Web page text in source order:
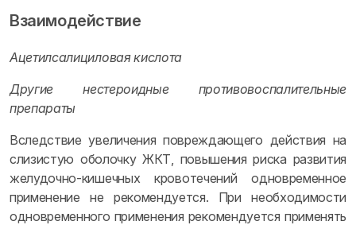
Взаимодействие
Ацетилсалициловая кислота
Другие нестероидные противовоспалительные
препараты
Вследствие увеличения повреждающего действия на
слизистую оболочку ЖКТ, повышения риска развития
желудочно-кишечных кровотечений одновременное
применение не рекомендуется. При необходимости
одновременного применения рекомендуется применять